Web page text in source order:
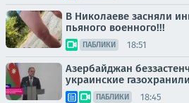
В Николаеве засняли
пьяного военного!!!
ПАБЛИКИ 18:51
Азербайджан
украинские
ПАБЛИКИ 18:45